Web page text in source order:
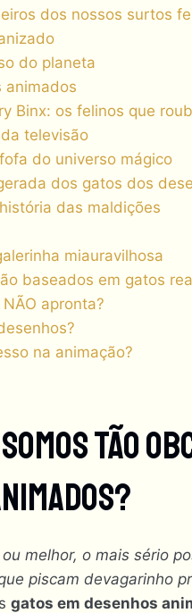
dos nossos surtos
do planeta
animados
Binx: os felinos que
televisão
do universo mágico
dos gatos dos
das maldições
miauravilhosa
baseados em gatos
apronta?
na animação?
Tão
melhor, o mais sério
piscam devagarinho
gatos em desenhos